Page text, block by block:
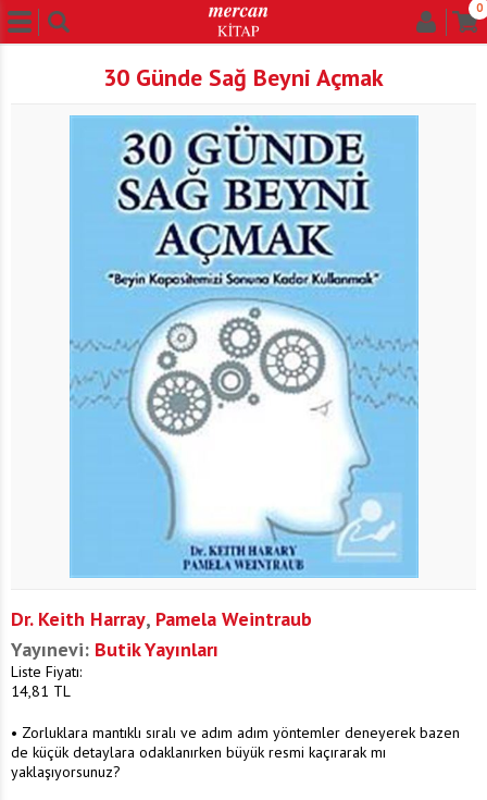
0
30 Günde Sağ Beyni Açmak
Dr. Keith Harray, Pamela Weintraub
Yayınevi: Butik Yayınları
Liste Fiyatı:
14,81 TL
• Zorluklara mantıklı sıralı ve adım adım yöntemler deneyerek bazen
de küçük detaylara odaklanırken büyük resmi kaçırarak mı
yaklaşıyorsunuz?